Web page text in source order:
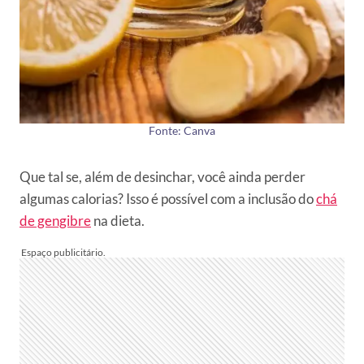
Fonte: Canva
Que tal se, além de desinchar, você ainda perder
algumas calorias? Isso é possível com a inclusão dochá
de gengibrena dieta.